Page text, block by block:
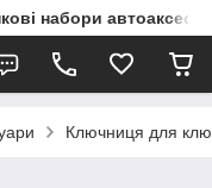
набори
Ключниця для